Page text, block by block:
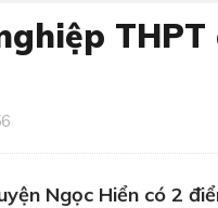
Ngọc Hiển có 2